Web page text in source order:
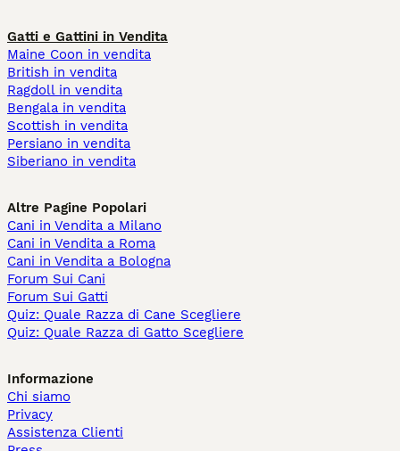
Gatti e Gattini in Vendita
Maine Coon in vendita
British in vendita
Ragdoll in vendita
Bengala in vendita
Scottish in vendita
Persiano in vendita
Siberiano in vendita
Altre Pagine Popolari
Cani in Vendita a Milano
Cani in Vendita a Roma
Cani in Vendita a Bologna
Forum Sui Cani
Forum Sui Gatti
Quiz: Quale Razza di Cane Scegliere
Quiz: Quale Razza di Gatto Scegliere
Informazione
Chi siamo
Privacy
Assistenza Clienti